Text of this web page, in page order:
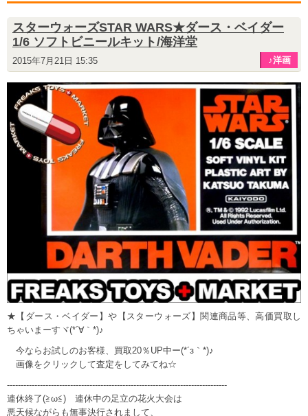
スターウォーズSTAR WARS★ダース・ベイダー
1/6 ソフトビニールキット/海洋堂
2015年7月21日 15:35 ♪洋画
★【ダース・ベイダー】や【スターウォーズ】関連商品等、高価買取し
ちゃいまーすヾ(*´∀｀*)♪
今ならお試しのお客様、買取20％UP中ー(*´з｀*)♪
画像をクリックして査定をしてみてね☆
--------------------------------------------------------------------------------
連休終了(≧ω≦) 連休中の足立の花火大会は
悪天候ながらも無事決行されまして、